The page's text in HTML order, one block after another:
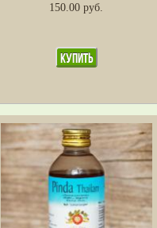
150.00 руб.